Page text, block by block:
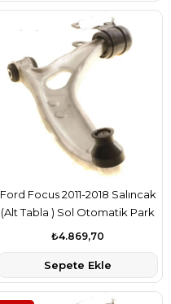
Ford Focus 2011-2018 Salıncak
(Alt Tabla ) Sol Otomatik Park
Sistemli Delphi Marka
₺4.869,70
Sepete Ekle